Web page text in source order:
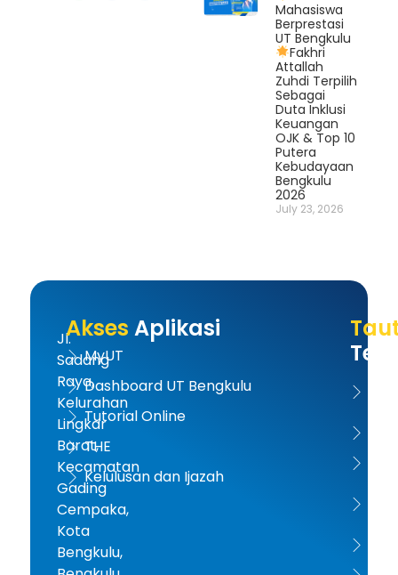
Mahasiswa
Berprestasi
UT Bengkulu
Fakhri
Attallah
Zuhdi Terpilih
Sebagai
Duta Inklusi
Keuangan
OJK & Top 10
Putera
Kebudayaan
Bengkulu
2026
July 23, 2026
Jl.
Sadang
Raya,
Kelurahan
Lingkar
Barat,
Kecamatan
Gading
Cempaka,
Kota
Bengkulu,
Akses Aplikasi
MyUT
Dashboard UT Bengkulu
Tutorial Online
THE
Kelulusan dan Ijazah